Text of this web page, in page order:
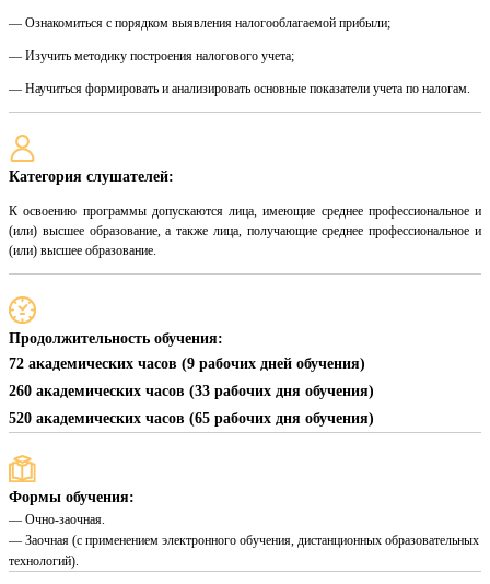
— Ознакомиться с порядком выявления налогооблагаемой прибыли;
— Изучить методику построения налогового учета;
— Научиться формировать и анализировать основные показатели учета по налогам.
Категория слушателей:
К освоению программы допускаются лица, имеющие среднее профессиональное и
(или) высшее образование, а также лица, получающие среднее профессиональное и
(или) высшее образование.
Продолжительность обучения:
72 академических часов (9 рабочих дней обучения)
260 академических часов (33 рабочих дня обучения)
520 академических часов (65 рабочих дня обучения)
Формы обучения:
— Очно-заочная.
— Заочная (с применением электронного обучения, дистанционных образовательных
технологий).